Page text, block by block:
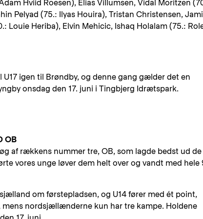
Hviid Roesen), Elias Villumsen, Vidal Moritzen
Pelyad (75.: Ilyas Houira), Tristan Christensen,
Louie Heriba), Elvin Mehicic, Ishaq Holalam (75.:
U17 igen til Brøndby, og denne gang gælder det en
onsdag den 17. juni i Tingbjerg Idrætspark.
OB
af rækkens nummer tre, OB, som lagde bedst ud de
vores unge løver dem helt over og vandt med hele
om førstepladsen, og U14 fører med ét point,
mens nordsjællænderne kun har tre kampe. Holdene